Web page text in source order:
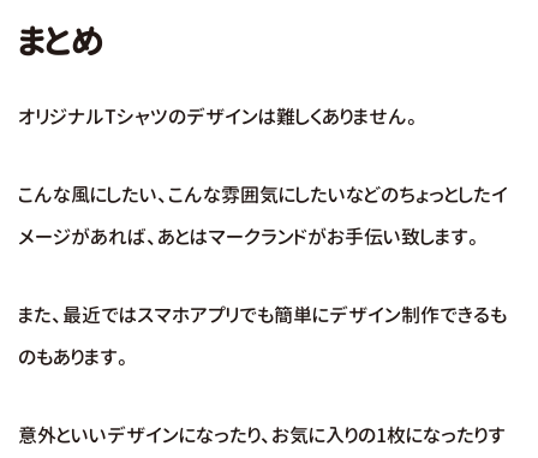
まとめ
オリジナルTシャツのデザインは難しくありません。
こんな風にしたい、こんな雰囲気にしたいなどのちょっとしたイ
メージがあれば、あとはマークランドがお手伝い致します。
また、最近ではスマホアプリでも簡単にデザイン制作できるも
のもあります。
意外といいデザインになったり、お気に入りの1枚になったりす